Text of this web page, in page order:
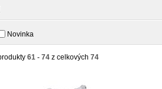
Novinka
61 - 74z celkových 74